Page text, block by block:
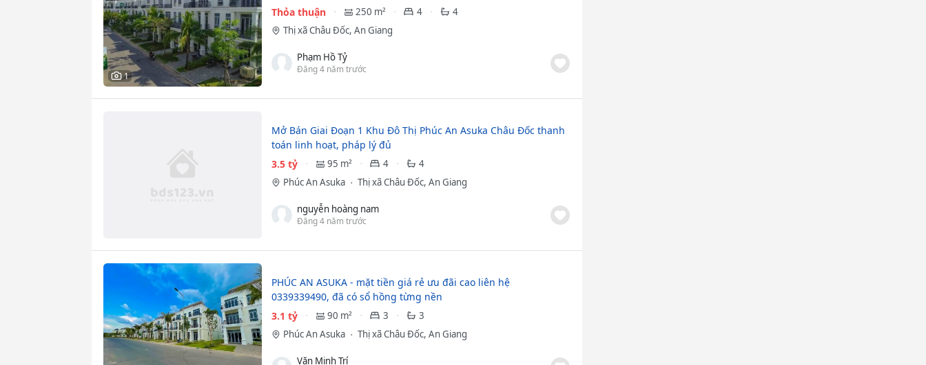
1
Thỏa thuận
250 m² 4
4
Thị xã Châu Đốc, An Giang
Phạm Hồ Tỷ
Đăng 4 năm trước
Mở Bán Giai Đoạn 1 Khu Đô Thị Phúc An Asuka Châu Đốc thanh
toán linh hoạt, pháp lý đủ
3.5 tỷ
95 m² 4
4
Phúc An Asuka
Thị xã Châu Đốc, An Giang
nguyễn hoàng nam
Đăng 4 năm trước
PHÚC AN ASUKA - mặt tiền giá rẻ ưu đãi cao liên hệ
0339339490, đã có sổ hồng từng nền
3.1 tỷ
90 m² 3
3
Phúc An Asuka
Thị xã Châu Đốc, An Giang
Văn Minh Trí